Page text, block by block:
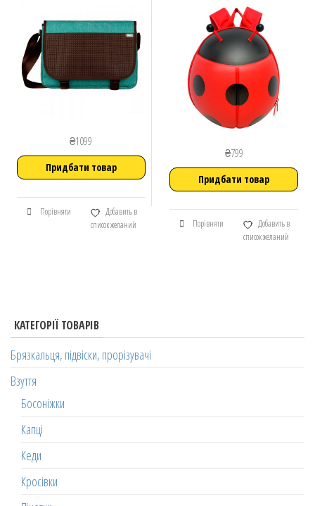
₴1099
Придбати товар
Порівняти
Добавить в
список желаний
₴799
Придбати товар
Порівняти
Добавить в
список желаний
КАТЕГОРІЇ ТОВАРІВ
Брязкальця, підвіски, прорізувачі
Взуття
Босоніжки
Капці
Кеди
Кросівки